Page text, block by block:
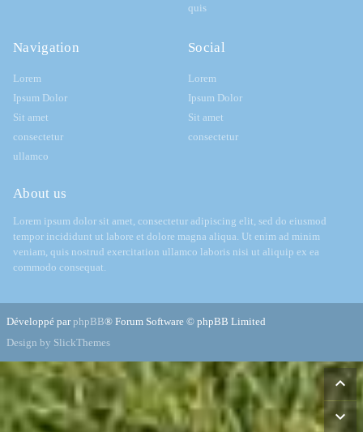
quis
Navigation
Lorem
Ipsum Dolor
Sit amet
consectetur
ullamco
Social
Lorem
Ipsum Dolor
Sit amet
consectetur
About us
Lorem ipsum dolor sit amet, consectetur adipiscing elit, sed do eiusmod
tempor incididunt ut labore et dolore magna aliqua. Ut enim ad minim
veniam, quis nostrud exercitation ullamco laboris nisi ut aliquip ex ea
commodo consequat.
Développé parphpBB® Forum Software © phpBB Limited
Design by SlickThemes